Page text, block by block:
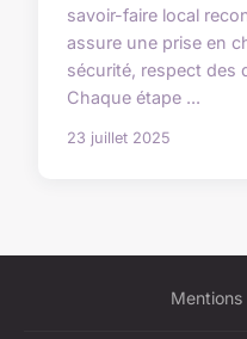
savoir-faire local
assure une prise en
sécurité, respect des
Chaque étape ...
23 juillet 2025
Mentions